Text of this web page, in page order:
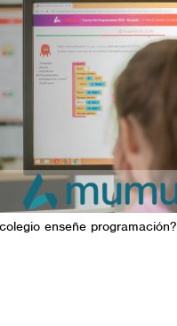
enseñe programación?